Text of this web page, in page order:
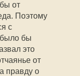
от
Поэтому
с
было бы
это
от
правду о